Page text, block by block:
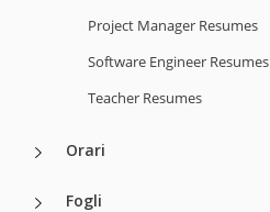
Project Manager Resumes
Software Engineer Resumes
Teacher Resumes
Orari
Fogli